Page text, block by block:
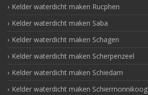
Kelder waterdicht maken Rucphen
Kelder waterdicht maken Saba
Kelder waterdicht maken Schagen
Kelder waterdicht maken Scherpenzeel
Kelder waterdicht maken Schiedam
Kelder waterdicht maken Schiermonnikoog